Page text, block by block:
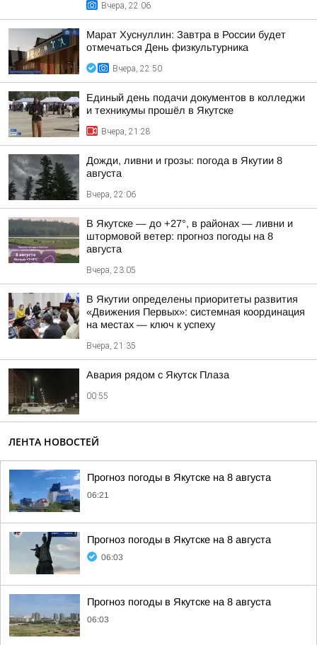
Вчера, 22:06
Марат Хуснуллин: Завтра в России будет
отмечаться День физкультурника
Вчера, 22:50
Единый день подачи документов в колледжи
и техникумы прошёл в Якутске
Вчера, 21:28
Дожди, ливни и грозы: погода в Якутии 8
августа
Вчера, 22:06
В Якутске — до +27°, в районах — ливни и
штормовой ветер: прогноз погоды на 8
августа
Вчера, 23:05
В Якутии определены приоритеты развития
«Движения Первых»: системная координация
на местах — ключ к успеху
Вчера, 21:35
Авария рядом с Якутск Плаза
00:55
ЛЕНТА НОВОСТЕЙ
Прогноз погоды в Якутске на 8 августа
06:21
Прогноз погоды в Якутске на 8 августа
06:03
Прогноз погоды в Якутске на 8 августа
06:03